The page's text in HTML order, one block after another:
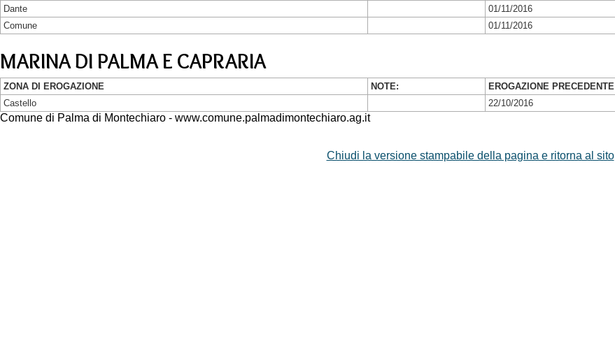
Dante
01/11/2016
Comune
01/11/2016
MARINA DI PALMA E CAPRARIA
ZONA DI EROGAZIONE NOTE:
EROGAZIONE PRECEDENTE
Castello
22/10/2016
Comune di Palma di Montechiaro - www.comune.palmadimontechiaro.ag.it
Chiudi la versione stampabile della pagina e ritorna al sito